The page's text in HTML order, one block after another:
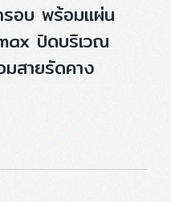
อบ พร้อมแผ่น
ปิดบริเวณ
สายรัดคาง